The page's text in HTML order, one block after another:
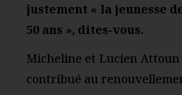
justement « la jeunesse
50 ans », dites-vous.
Micheline et Lucien
contribué au